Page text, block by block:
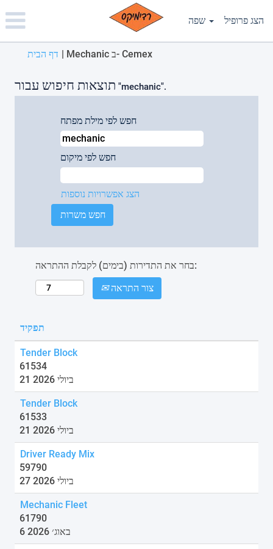
note:
This
website
includes
accessibility
system.
הצג פרופיל
דף הבית | Mechanic ב- Cemex(דף
תוצאות חיפוש עבור "mechanic".
חפש לפי מילת מפתח
חפש לפי מיקום
הצג אפשרויות נוספות
בחר את התדירות (בימים) לקבלת ההתראה:
צור התראה
תפקיד
Tender Block
61534
21 ביולי 2026
Tender Block
61533
21 ביולי 2026
Driver Ready Mix
59790
27 ביולי 2026
Mechanic Fleet
61790
6 באוג׳ 2026